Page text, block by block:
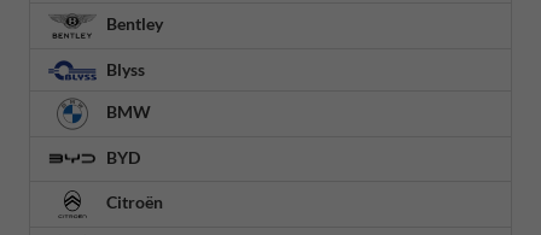
Bentley
Blyss
BMW
BYD
Citroën